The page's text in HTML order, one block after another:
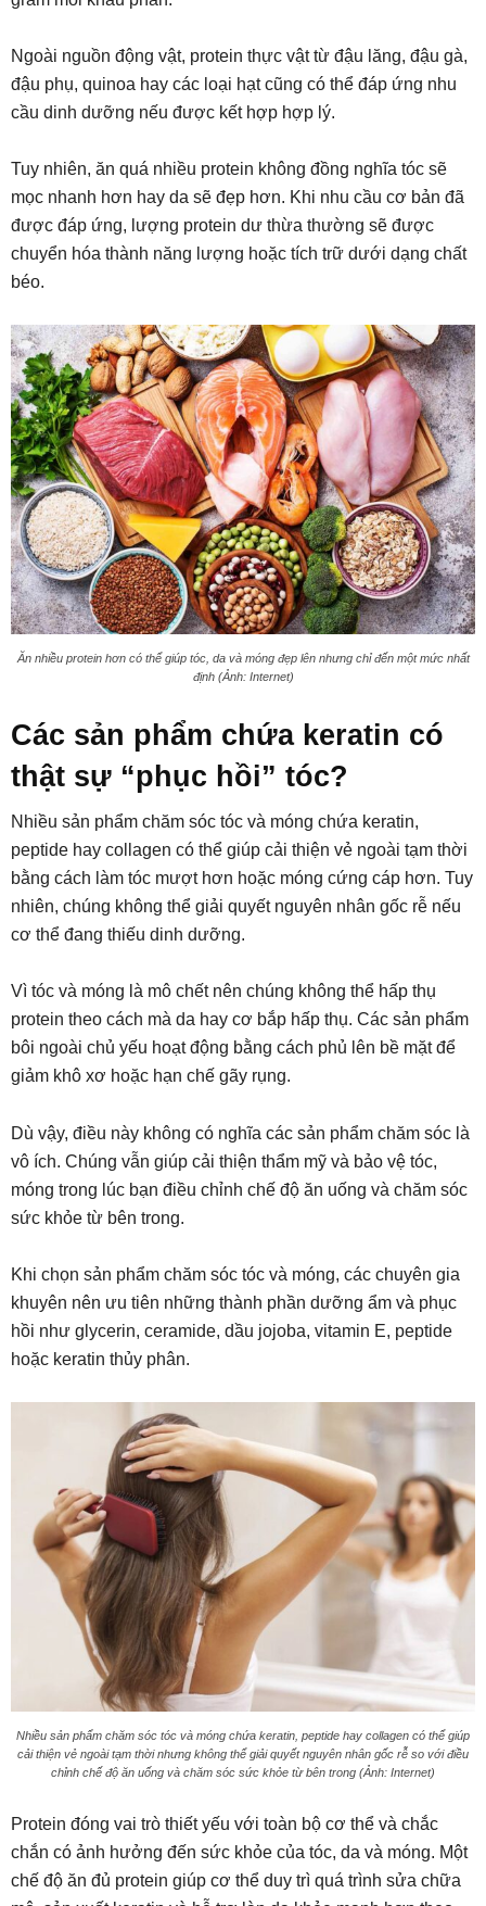
Ngoài nguồn động vật, protein thực vật từ đậu lăng, đậu gà,
đậu phụ, quinoa hay các loại hạt cũng có thể đáp ứng nhu
cầu dinh dưỡng nếu được kết hợp hợp lý.
Tuy nhiên, ăn quá nhiều protein không đồng nghĩa tóc sẽ
mọc nhanh hơn hay da sẽ đẹp hơn. Khi nhu cầu cơ bản đã
được đáp ứng, lượng protein dư thừa thường sẽ được
chuyển hóa thành năng lượng hoặc tích trữ dưới dạng chất
béo.
Ăn nhiều protein hơn có thể giúp tóc, da và móng đẹp lên nhưng chỉ đến một mức nhất
định (Ảnh: Internet)
Các sản phẩm chứa keratin có
thật sự “phục hồi” tóc?
Nhiều sản phẩm chăm sóc tóc và móng chứa keratin,
peptide hay collagen có thể giúp cải thiện vẻ ngoài tạm thời
bằng cách làm tóc mượt hơn hoặc móng cứng cáp hơn. Tuy
nhiên, chúng không thể giải quyết nguyên nhân gốc rễ nếu
cơ thể đang thiếu dinh dưỡng.
Vì tóc và móng là mô chết nên chúng không thể hấp thụ
protein theo cách mà da hay cơ bắp hấp thụ. Các sản phẩm
bôi ngoài chủ yếu hoạt động bằng cách phủ lên bề mặt để
giảm khô xơ hoặc hạn chế gãy rụng.
Dù vậy, điều này không có nghĩa các sản phẩm chăm sóc là
vô ích. Chúng vẫn giúp cải thiện thẩm mỹ và bảo vệ tóc,
móng trong lúc bạn điều chỉnh chế độ ăn uống và chăm sóc
sức khỏe từ bên trong.
Khi chọn sản phẩm chăm sóc tóc và móng, các chuyên gia
khuyên nên ưu tiên những thành phần dưỡng ẩm và phục
hồi như glycerin, ceramide, dầu jojoba, vitamin E, peptide
hoặc keratin thủy phân.
Nhiều sản phẩm chăm sóc tóc và móng chứa keratin, peptide hay collagen có thể giúp
cải thiện vẻ ngoài tạm thời nhưng không thể giải quyết nguyên nhân gốc rễ so với điều
chỉnh chế độ ăn uống và chăm sóc sức khỏe từ bên trong (Ảnh: Internet)
Protein đóng vai trò thiết yếu với toàn bộ cơ thể và chắc
chắn có ảnh hưởng đến sức khỏe của tóc, da và móng. Một
chế độ ăn đủ protein giúp cơ thể duy trì quá trình sửa chữa